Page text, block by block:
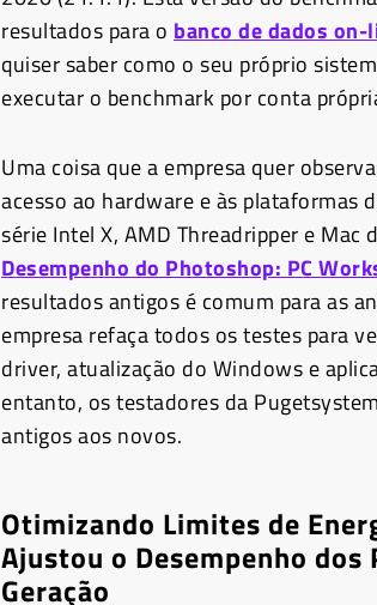
resultados para o banco de dados on-
quiser saber como o seu próprio
executar o benchmark por conta
Uma coisa que a empresa quer
acesso ao hardware e às plataformas
série Intel X, AMD Threadripper e Mac
Desempenho do Photoshop: PC
resultados antigos é comum para as
empresa refaça todos os testes para
driver, atualização do Windows e
entanto, os testadores da
antigos aos novos.
Otimizando Limites de
Ajustou o Desempenho
Geração